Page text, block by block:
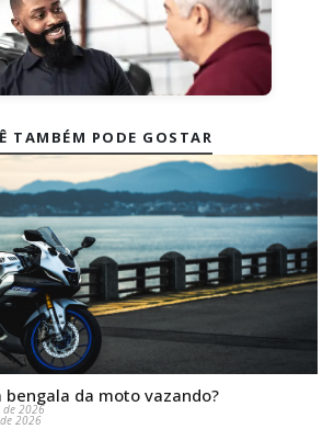
TAMBÉM PODE GOSTAR
bengala da moto vazando?
de 2026
2026